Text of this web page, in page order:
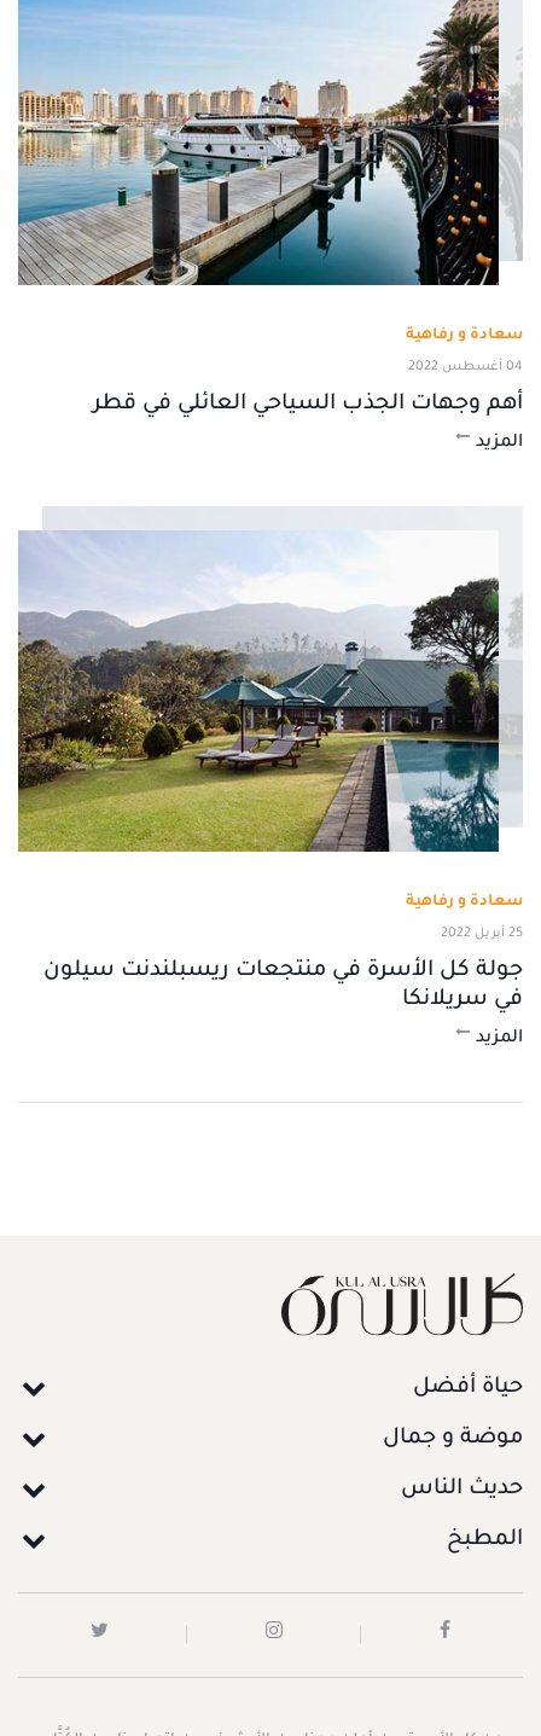
سعادة و رفاهية
04 أغسطس 2022
أهم وجهات الجذب السياحي العائلي في قطر
المزيد
سعادة و رفاهية
25 أبريل 2022
جولة كل الأسرة في منتجعات ريسبلندنت سيلون
في سريلانكا
المزيد
حياة أفضل
موضة و جمال
حديث الناس
المطبخ